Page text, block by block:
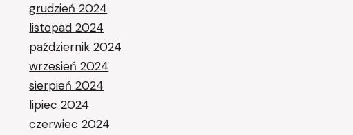
grudzień 2024
listopad 2024
październik 2024
wrzesień 2024
sierpień 2024
lipiec 2024
czerwiec 2024